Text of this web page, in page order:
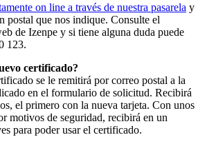
on line a través de nuestra pasarela y
postal que nos indique. Consulte el
de Izenpe y si tiene alguna duda puede
123.
certificado?
se le remitirá por correo postal a la
en el formulario de solicitud. Recibirá
el primero con la nueva tarjeta. Con unos
motivos de seguridad, recibirá en un
para poder usar el certificado.